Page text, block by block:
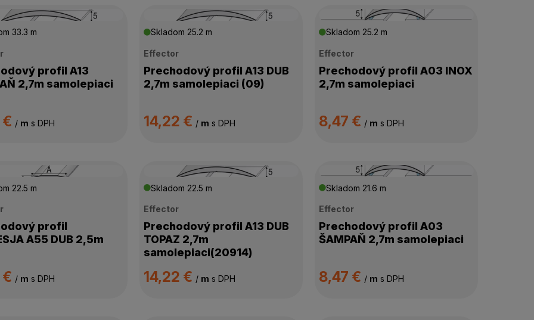
33.3 m
profil A13
2,7m samolepiaci
€ / m s DPH
Skladom 25.2 m
Effector
Prechodový profil A13 DUB
2,7m samolepiaci (09)
14,22 € / m s DPH
Skladom 25.2 m
Effector
Prechodový profil A03 INOX
2,7m samolepiaci
8,47 € / m s DPH
22.5 m
profil
A55 DUB 2,5m
/ m s DPH
Skladom 22.5 m
Effector
Prechodový profil A13 DUB
TOPAZ 2,7m
samolepiaci(20914)
14,22 € / m s DPH
Skladom 21.6 m
Effector
Prechodový profil A03
ŠAMPAŇ 2,7m samolepiaci
8,47 € / m s DPH